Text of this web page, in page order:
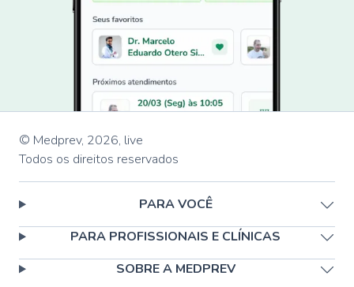
© Medprev, 2026, live
Todos os direitos reservados
PARA VOCÊ
PARA PROFISSIONAIS E CLÍNICAS
SOBRE A MEDPREV